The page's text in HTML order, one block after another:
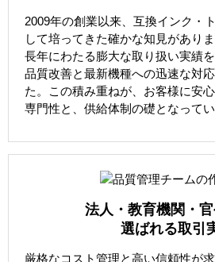
2009年の創業以来、互換インク・
して培ってきた確かな知見がありま
長年にわたる膨大な取り扱い実績
品質改善と最新機種への迅速な対
た。この積み重ねが、お客様に安
専門性と、供給体制の礎となってい
法人・教育機関・
選ばれる取引
厳格なコスト管理と高い信頼性が